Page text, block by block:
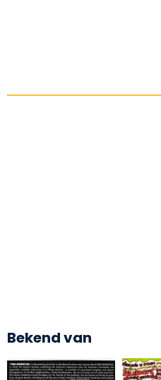
Bekend van